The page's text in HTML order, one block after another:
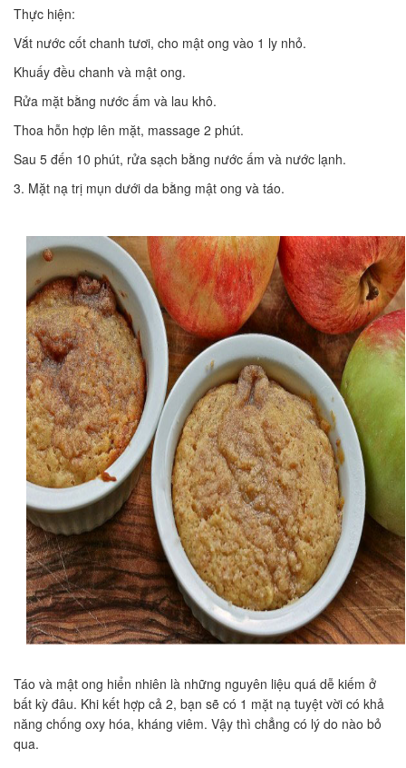
Thực hiện:
Vắt nước cốt chanh tươi, cho mật ong vào 1 ly nhỏ.
Khuấy đều chanh và mật ong.
Rửa mặt bằng nước ấm và lau khô.
Thoa hỗn hợp lên mặt, massage 2 phút.
Sau 5 đến 10 phút, rửa sạch bằng nước ấm và nước lạnh.
3. Mặt nạ trị mụn dưới da bằng mật ong và táo.
Táo và mật ong hiển nhiên là những nguyên liệu quá dễ kiếm ở
bất kỳ đâu. Khi kết hợp cả 2, bạn sẽ có 1 mặt nạ tuyệt vời có khả
năng chống oxy hóa, kháng viêm. Vậy thì chẳng có lý do nào bỏ
qua.